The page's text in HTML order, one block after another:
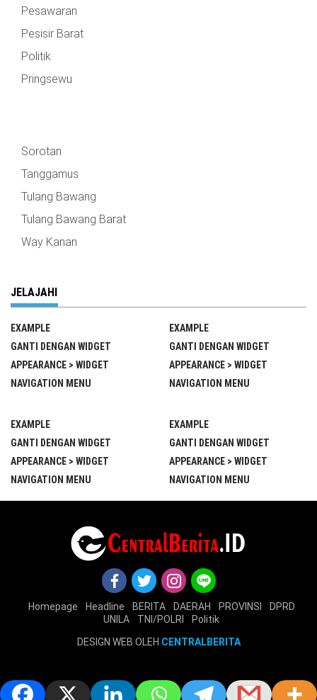
Pesawaran
Pesisir Barat
Politik
Pringsewu
Sorotan
Tanggamus
Tulang Bawang
Tulang Bawang Barat
Way Kanan
JELAJAHI
EXAMPLE
GANTI DENGAN WIDGET
APPEARANCE > WIDGET
NAVIGATION MENU
EXAMPLE
GANTI DENGAN WIDGET
APPEARANCE > WIDGET
NAVIGATION MENU
EXAMPLE
GANTI DENGAN WIDGET
APPEARANCE > WIDGET
NAVIGATION MENU
EXAMPLE
GANTI DENGAN WIDGET
APPEARANCE > WIDGET
NAVIGATION MENU
Homepage Headline BERITA DAERAH PROVINSI
DPRD
UNILA
TNI/POLRI
Politik
DESIGN WEB OLEH CENTRALBERITA